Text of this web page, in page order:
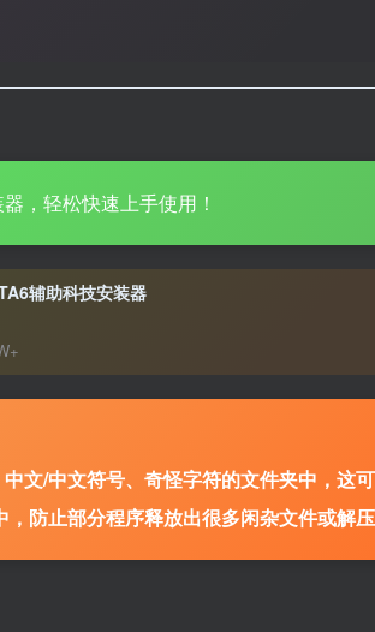
，轻松快速上手使用！
辅助科技安装器
中文/中文符号、奇怪字符的文件夹中，这
防止部分程序释放出很多闲杂文件或解